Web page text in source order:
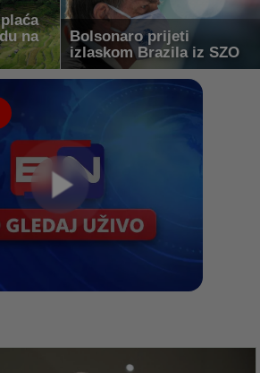
na
Bolsonaro prijeti
izlaskom Brazila iz SZO